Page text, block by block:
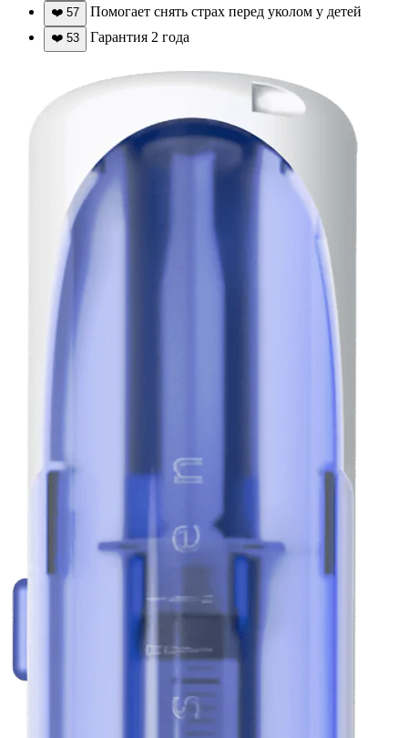
❤️ 57 Помогает снять страх перед уколом у детей
❤️ 53 Гарантия 2 года